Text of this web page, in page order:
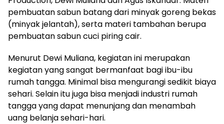
pembuatan sabun batang dari minyak goreng bekas
(minyak jelantah), serta materi tambahan berupa
pembuatan sabun cuci piring cair.
Menurut Dewi Muliana, kegiatan ini merupakan
kegiatan yang sangat bermanfaat bagi ibu-ibu
rumah tangga. Minimal bisa mengurangi sedikit biaya
sehari. Selain itu juga bisa menjadi industri rumah
tangga yang dapat menunjang dan menambah
uang belanja sehari-hari.